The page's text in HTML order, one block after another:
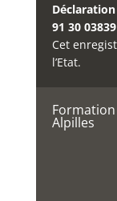
91 30
Cet
l’Etat.
Alpilles